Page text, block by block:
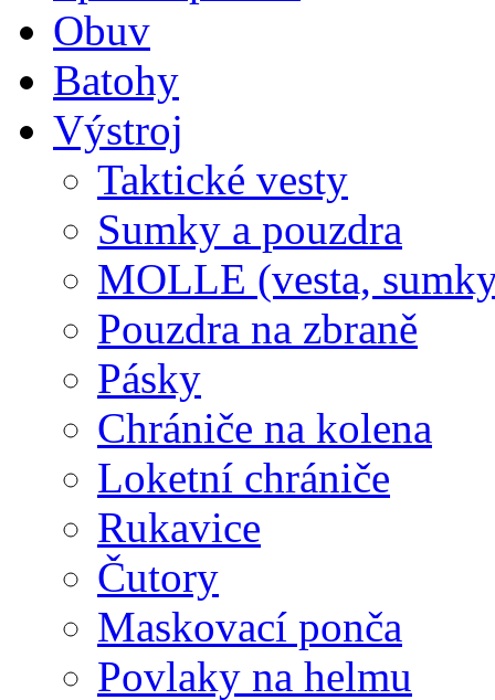
Obuv
Batohy
Výstroj
Taktické vesty
Sumky a pouzdra
MOLLE (vesta,
Pouzdra na zbraně
Pásky
Chrániče na kolena
Loketní chrániče
Rukavice
Čutory
Maskovací ponča
Povlaky na helmu